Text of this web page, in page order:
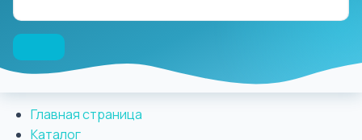
Главная страница
Каталог